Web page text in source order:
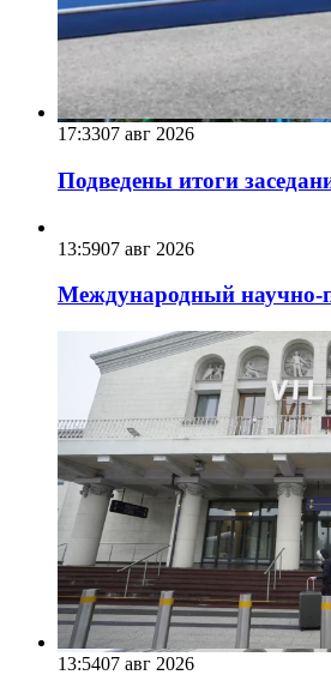
17:3307 авг 2026
Подведены итоги
13:5907 авг 2026
Международный научно-
13:5407 авг 2026